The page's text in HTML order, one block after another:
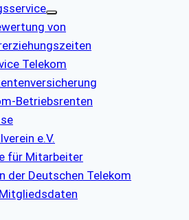
von
Telekom
Betriebsrenten
e.V.
für Mitarbeiter
der Deutschen Telekom